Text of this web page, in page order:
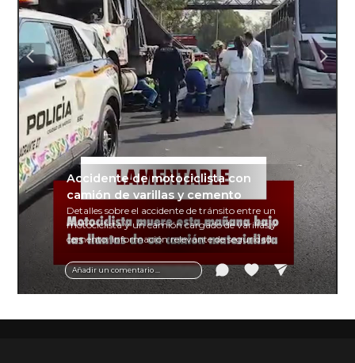
Añadir un comentario ...
Accidente de motociclista con
camión de varillas y cemento
Detalles sobre el accidente de tránsito entre un
motociclista y un camión cargado de varillas y
cemento. Información relevante de seguridad
vial y recomendaciones para motociclistas.